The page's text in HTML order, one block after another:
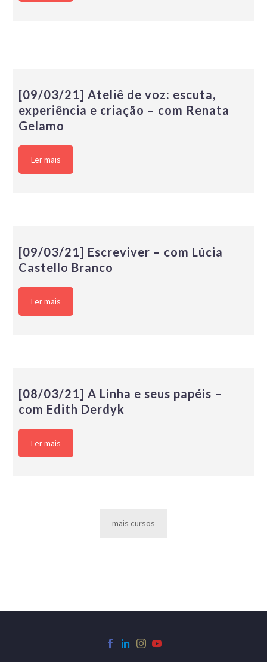
[09/03/21] Ateliê de voz: escuta,
experiência e criação – com Renata
Gelamo
Ler mais
[09/03/21] Escreviver – com Lúcia
Castello Branco
Ler mais
[08/03/21] A Linha e seus papéis –
com Edith Derdyk
Ler mais
mais cursos